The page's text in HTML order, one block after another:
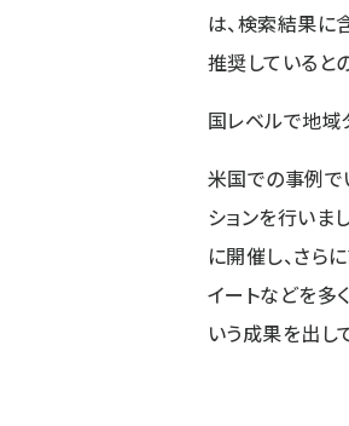
は、検索結果に
推奨していると
国レベルで地域
米国での事例で
ションを行いま
に開催し、さら
イートなどを多
いう成果を出し